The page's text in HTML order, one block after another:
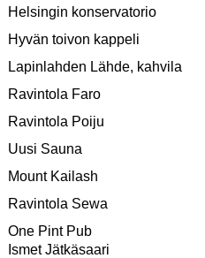
Helsingin konservatorio
Hyvän toivon kappeli
Lapinlahden Lähde, kahvila
Ravintola Faro
Ravintola Poiju
Uusi Sauna
Mount Kailash
Ravintola Sewa
One Pint Pub
Ismet Jätkäsaari